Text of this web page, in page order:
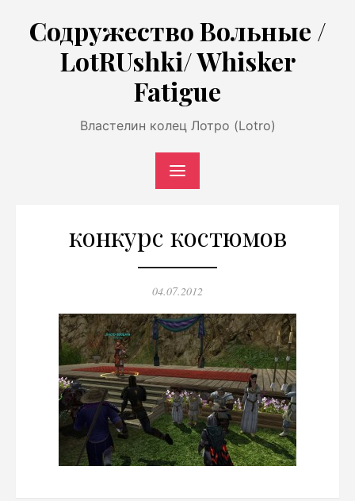
содержимому
Содружество Вольные /
LotRUshki/ Whisker
Fatigue
Властелин колец Лотро (Lotro)
конкурс костюмов
Опубликовано
04.07.2012